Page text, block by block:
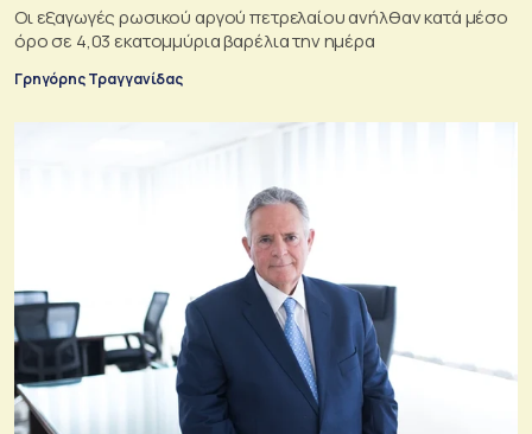
Οι εξαγωγές ρωσικού αργού πετρελαίου ανήλθαν κατά μέσο
όρο σε 4,03 εκατομμύρια βαρέλια την ημέρα
Γρηγόρης Τραγγανίδας